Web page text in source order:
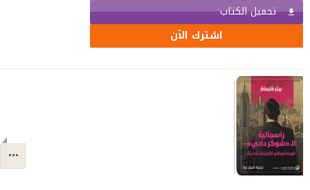
تحميل الكتاب
اشترك الآن